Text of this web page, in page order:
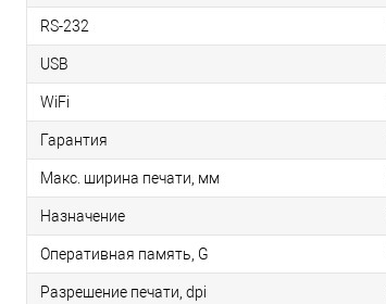
RS-232
USB
WiFi
Гарантия
Макс. ширина печати, мм
Назначение
Оперативная память, G
Разрешение печати, dpi